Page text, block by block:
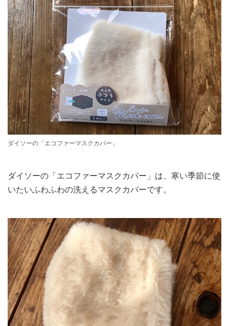
ダイソーの「エコファーマスクカバー」
ダイソーの「エコファーマスクカバー」は、寒い季節に使
いたいふわふわの洗えるマスクカバーです。